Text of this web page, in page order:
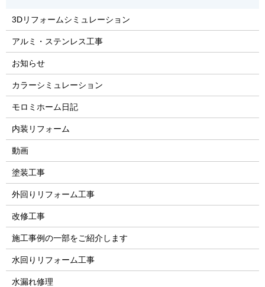
3Dリフォームシミュレーション
アルミ・ステンレス工事
お知らせ
カラーシミュレーション
モロミホーム日記
内装リフォーム
動画
塗装工事
外回りリフォーム工事
改修工事
施工事例の一部をご紹介します
水回りリフォーム工事
水漏れ修理